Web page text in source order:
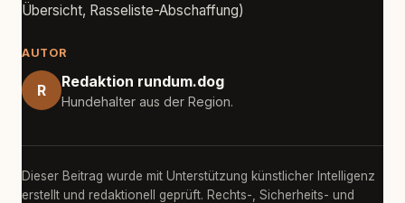
Übersicht, Rasseliste-Abschaffung)
AUTOR
R Redaktion rundum.dog
Hundehalter aus der Region.
Dieser Beitrag wurde mit Unterstützung künstlicher Intelligenz
erstellt und redaktionell geprüft. Rechts-, Sicherheits- und